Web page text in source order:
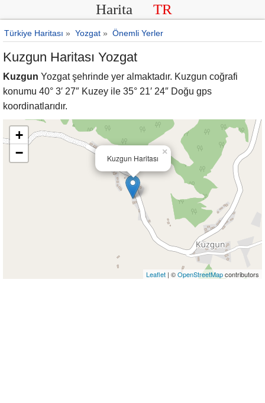
Harita TR
Türkiye Haritası » Yozgat » Önemli Yerler
Kuzgun Haritası Yozgat
Kuzgun Yozgat şehrinde yer almaktadır. Kuzgun coğrafi
konumu 40° 3′ 27″ Kuzey ile 35° 21′ 24″ Doğu gps
koordinatlarıdır.
Kuzgun Haritası
×
+
−
Leaflet | ©OpenStreetMapcontributors